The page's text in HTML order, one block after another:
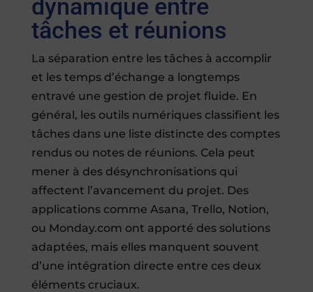
dynamique entre
tâches et réunions
La séparation entre les tâches à accomplir
et les temps d’échange a longtemps
entravé une gestion de projet fluide. En
général, les outils numériques classifient les
tâches dans une liste distincte des comptes
rendus ou notes de réunions. Cela peut
mener à des désynchronisations qui
affectent l’avancement du projet. Des
applications comme Asana, Trello, Notion,
ou Monday.com ont apporté des solutions
adaptées, mais elles manquent souvent
d’une intégration directe entre ces deux
éléments cruciaux.